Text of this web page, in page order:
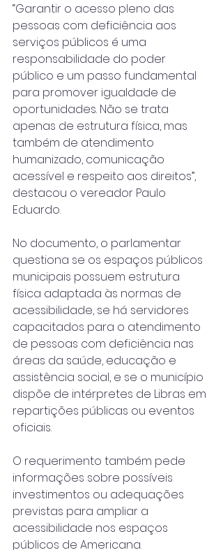
“Garantir o acesso pleno das
pessoas com deficiência aos
serviços públicos é uma
responsabilidade do poder
público e um passo fundamental
para promover igualdade de
oportunidades. Não se trata
apenas de estrutura física, mas
também de atendimento
humanizado, comunicação
acessível e respeito aos direitos”,
destacou o vereador Paulo
Eduardo.
No documento, o parlamentar
questiona se os espaços públicos
municipais possuem estrutura
física adaptada às normas de
acessibilidade, se há servidores
capacitados para o atendimento
de pessoas com deficiência nas
áreas da saúde, educação e
assistência social, e se o município
dispõe de intérpretes de Libras em
repartições públicas ou eventos
oficiais.
O requerimento também pede
informações sobre possíveis
investimentos ou adequações
previstas para ampliar a
acessibilidade nos espaços
públicos de Americana.